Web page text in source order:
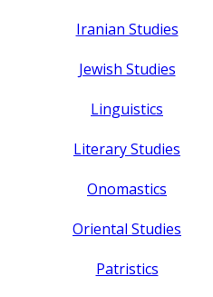
Iranian Studies
Jewish Studies
Linguistics
Literary Studies
Onomastics
Oriental Studies
Patristics